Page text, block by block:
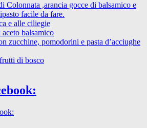
Colonnata ,arancia gocce di balsamico e
facile da fare.
e alle ciliegie
aceto balsamico
zucchine, pomodorini e pasta d’acciughe
di bosco